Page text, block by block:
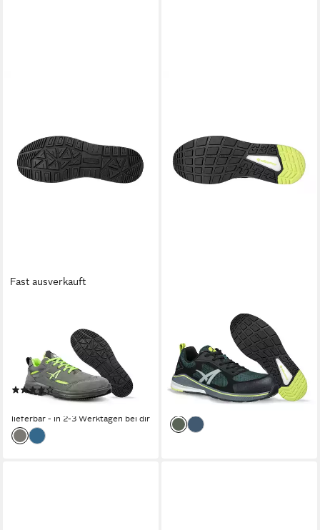
Fast ausverkauft
Sicherheitsschuh S3
Sicherheitsschuh
Ölbeständige Laufsohle
(1)
lieferbar - in 2-3 Werktagen bei dir
ALBATROS AER58
Sicherheitsschuh S1P ESD
Sicherheitsschuh Zehenkappe
ab 69,99 € 109,00 €
-36%
lieferbar - in 2-3 Werktagen bei dir